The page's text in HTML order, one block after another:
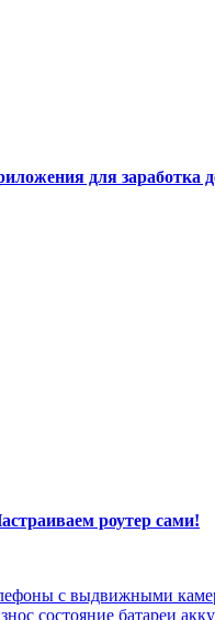
для заработка
роутер сами!
с выдвижными
состояние батареи